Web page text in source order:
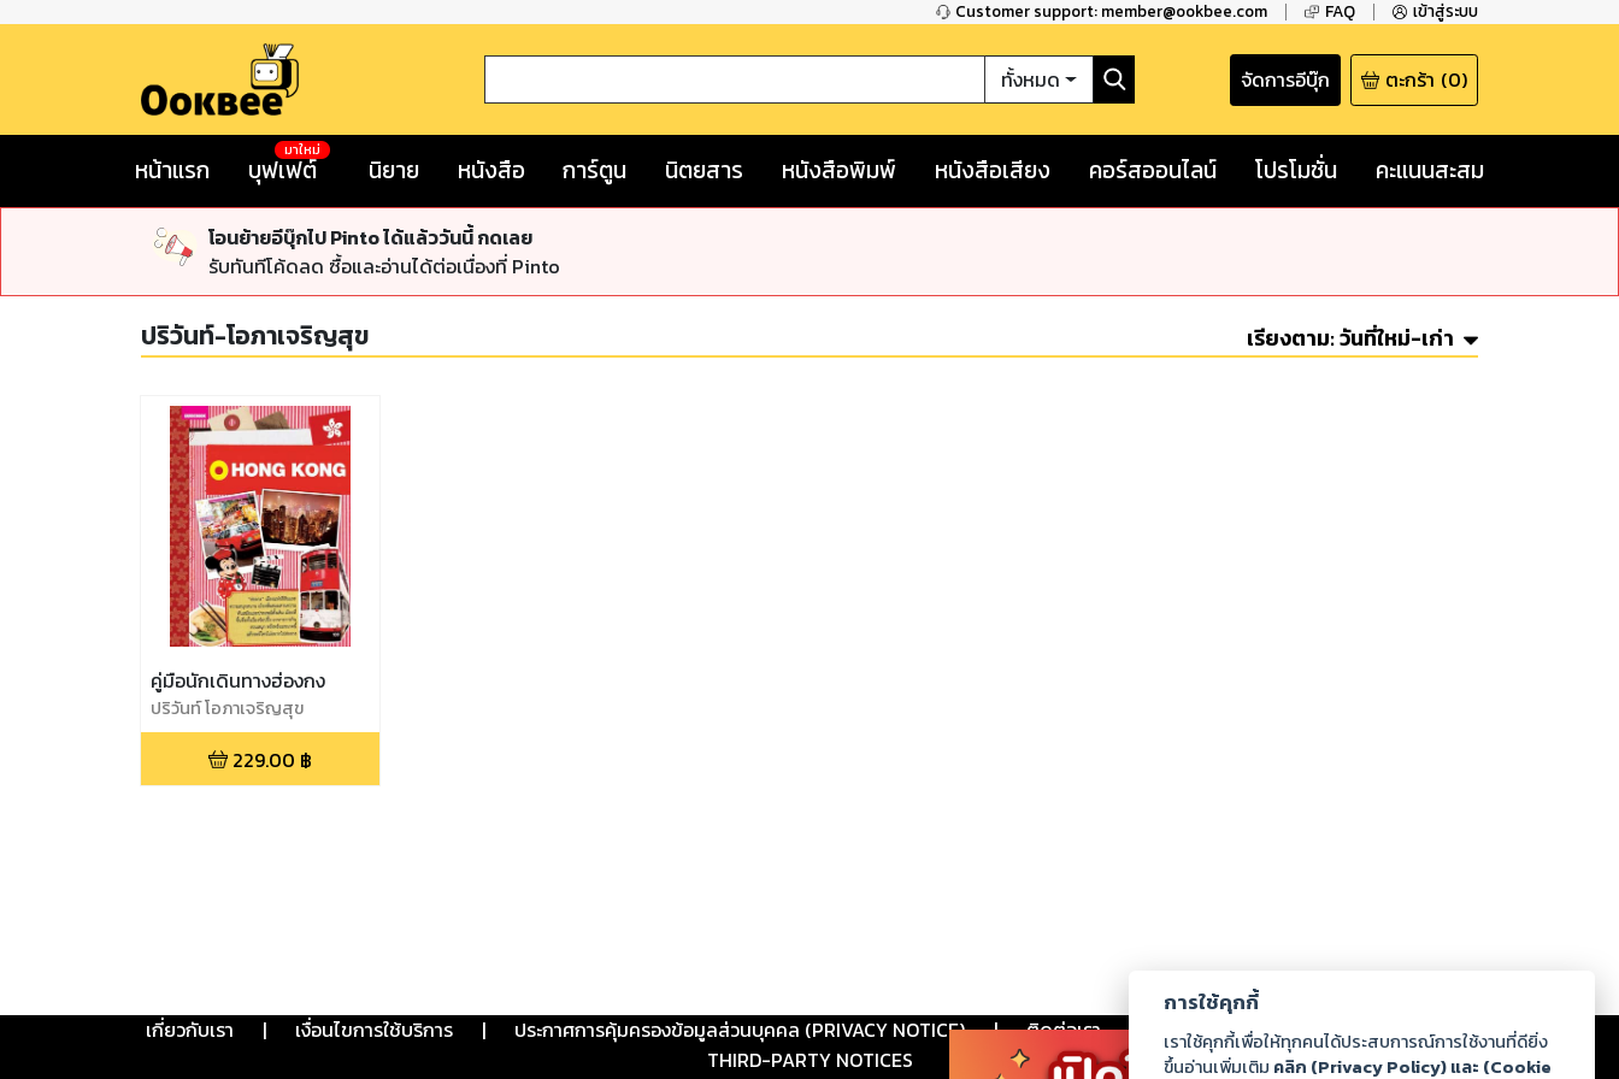
Customer support: member@ookbee.com FAQ เข้าสู่ระบบ
ทั้งหมด จัดการอีบุ๊ก ตะกร้า (0)
หน้าแรก บุฟเฟต์
มาใหม่
นิยาย หนังสือ การ์ตูน นิตยสาร หนังสือพิมพ์ หนังสือเสียง คอร์สออนไลน์ โปรโมชั่น คะแนนสะสม
โอนย้ายอีบุ๊กไป Pinto ได้แล้ววันนี้ กดเลย
รับทันทีโค้ดลด ซื้อและอ่านได้ต่อเนื่องที่ Pinto
ปริวันท์-โอภาเจริญสุข เรียงตาม:วันที่ใหม่-เก่า
คู่มือนักเดินทางฮ่องกง
ปริวันท์ โอภาเจริญสุข
229.00 ฿
เกี่ยวกับเรา | เงื่อนไขการใช้บริการ | ประกาศการคุ้มครองข้อมูลส่วนบุคคล (PRIVACY NOTICE) | ติดต่อเรา ร่วมงานกับเรา ดาวน์โหลด
THIRD-PARTY NOTICES
การใช้คุกกี้
เราใช้คุกกี้เพื่อให้ทุกคนได้ประสบการณ์การใช้งานที่ดียิ่ง
ขึ้นอ่านเพิ่มเติม คลิก (Privacy Policy) และ (Cookie